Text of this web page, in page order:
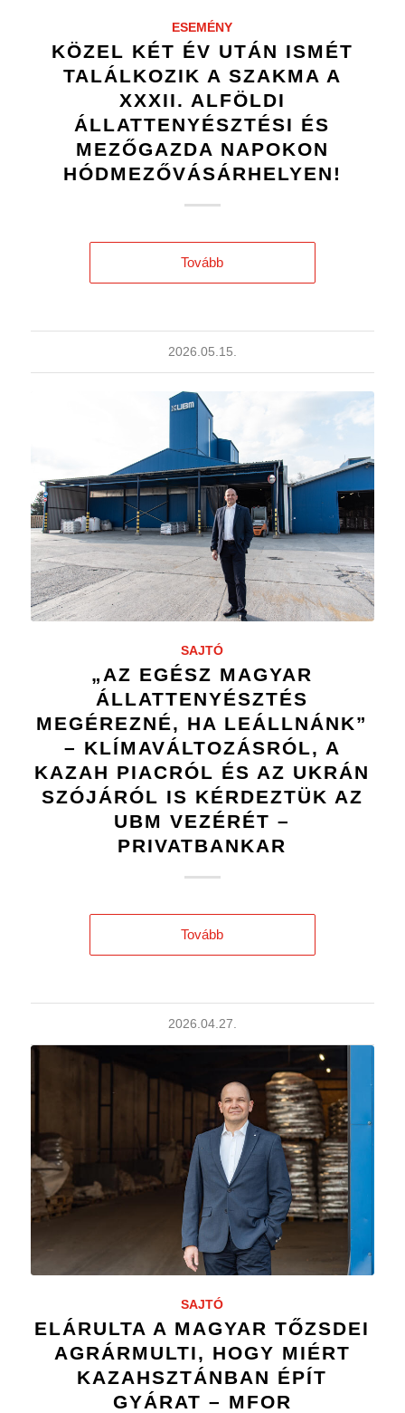
ESEMÉNY
KÖZEL KÉT ÉV UTÁN ISMÉT
TALÁLKOZIK A SZAKMA A
XXXII. ALFÖLDI
ÁLLATTENYÉSZTÉSI ÉS
MEZŐGAZDA NAPOKON
HÓDMEZŐVÁSÁRHELYEN!
Tovább
2026.05.15.
SAJTÓ
„AZ EGÉSZ MAGYAR
ÁLLATTENYÉSZTÉS
MEGÉREZNÉ, HA LEÁLLNÁNK”
– KLÍMAVÁLTOZÁSRÓL, A
KAZAH PIACRÓL ÉS AZ UKRÁN
SZÓJÁRÓL IS KÉRDEZTÜK AZ
UBM VEZÉRÉT –
PRIVATBANKAR
Tovább
2026.04.27.
SAJTÓ
ELÁRULTA A MAGYAR TŐZSDEI
AGRÁRMULTI, HOGY MIÉRT
KAZAHSZTÁNBAN ÉPÍT
GYÁRAT – MFOR